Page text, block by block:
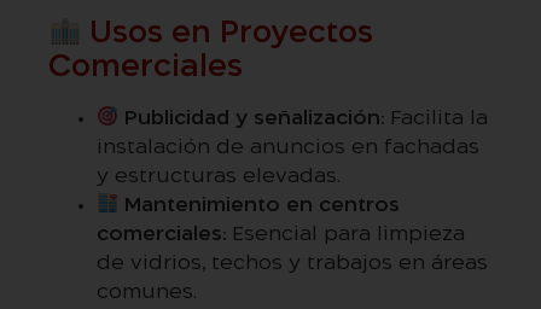
Usos en Proyectos
Comerciales
Publicidad y señalización: Facilita la
instalación de anuncios en fachadas
y estructuras elevadas.
Mantenimiento en centros
comerciales: Esencial para limpieza
de vidrios, techos y trabajos en áreas
comunes.